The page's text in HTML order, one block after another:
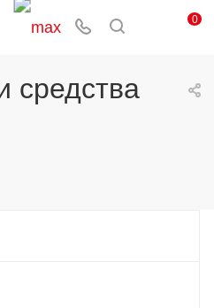
0
средства